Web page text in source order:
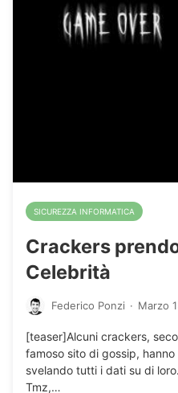
SICUREZZA INFORMATICA
Crackers
Celebrità
Federico Ponzi · Marzo
[teaser]Alcuni crackers,
famoso sito di gossip,
svelando tutti i dati su di
Tmz,…